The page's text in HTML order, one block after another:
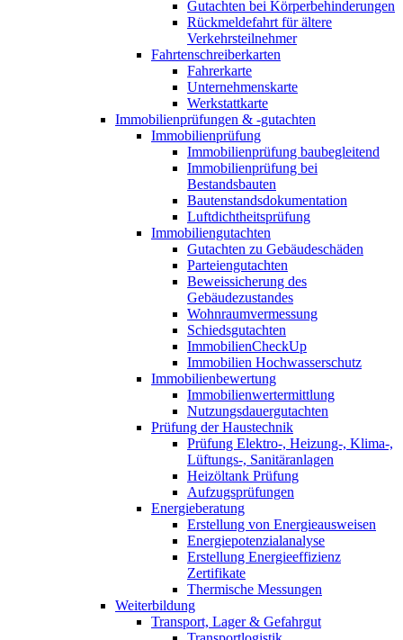
Gutachten bei Körperbehinderungen
Rückmeldefahrt für ältere
Verkehrsteilnehmer
Fahrtenschreiberkarten
Fahrerkarte
Unternehmenskarte
Werkstattkarte
Immobilienprüfungen & -gutachten
Immobilienprüfung
Immobilienprüfung baubegleitend
Immobilienprüfung bei
Bestandsbauten
Bautenstandsdokumentation
Luftdichtheitsprüfung
Immobiliengutachten
Gutachten zu Gebäudeschäden
Parteiengutachten
Beweissicherung des
Gebäudezustandes
Wohnraumvermessung
Schiedsgutachten
ImmobilienCheckUp
Immobilien Hochwasserschutz
Immobilienbewertung
Immobilienwertermittlung
Nutzungsdauergutachten
Prüfung der Haustechnik
Prüfung Elektro-, Heizung-, Klima-,
Lüftungs-, Sanitäranlagen
Heizöltank Prüfung
Aufzugsprüfungen
Energieberatung
Erstellung von Energieausweisen
Energiepotenzialanalyse
Erstellung Energieeffizienz
Zertifikate
Thermische Messungen
Weiterbildung
Transport, Lager & Gefahrgut